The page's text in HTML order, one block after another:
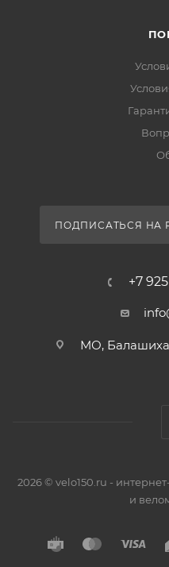
ПОДПИСАТЬСЯ НА
+7
МО,
2026 © velo150.ru -
и